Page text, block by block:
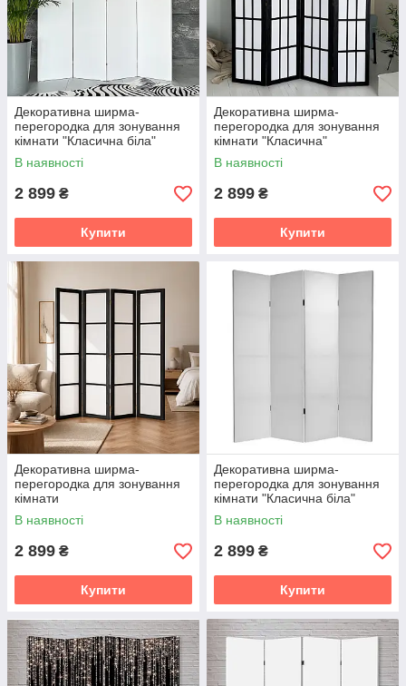
Декоративна ширма-
перегородка для зонування
кімнати "Класична біла"
160х180см
В наявності
2 899 ₴
Купити
Декоративна ширма-
перегородка для зонування
кімнати "Класична"
160х180см
В наявності
2 899 ₴
Купити
Декоративна ширма-
перегородка для зонування
кімнати
В наявності
2 899 ₴
Купити
Декоративна ширма-
перегородка для зонування
кімнати "Класична біла"
160х180см (код 300а)
В наявності
2 899 ₴
Купити